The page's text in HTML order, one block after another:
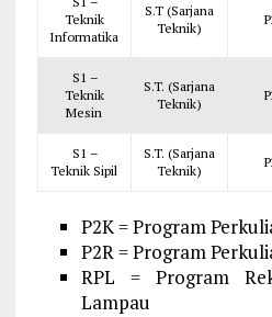
Teknik
Informatika
S.T (Sarjana
Teknik)
S1 –
Teknik
Mesin
S.T. (Sarjana
Teknik)
S1 –
Teknik Sipil
S.T. (Sarjana
Teknik)
P2K = Program
P2R = Program
RPL = Program
Lampau